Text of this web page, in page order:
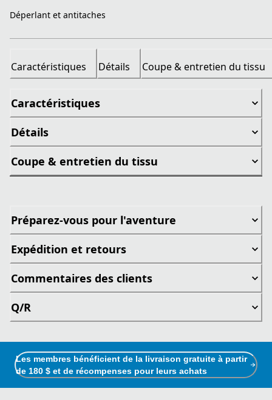
Déperlant et antitaches
Caractéristiques Détails Coupe & entretien du tissu
Caractéristiques
Détails
Coupe & entretien du tissu
Préparez-vous pour l'aventure
Expédition et retours
Commentaires des clients
Q/R
Les membres bénéficient de la livraison gratuite à partir
de 180 $ et de récompenses pour leurs achats